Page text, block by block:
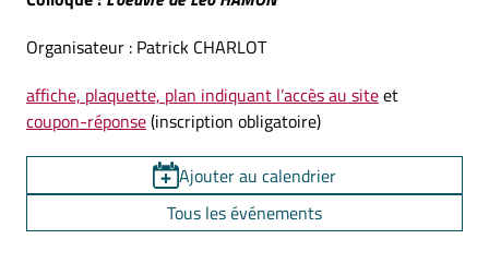
Organisateur : Patrick CHARLOT
affiche, plaquette, plan indiquant l’accès au siteet
coupon-réponse(inscription obligatoire)
Ajouter au calendrier
Tous les événements